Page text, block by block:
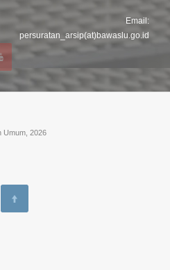
Email:
persuratan_arsip(at)bawaslu.go.id
Umum, 2026